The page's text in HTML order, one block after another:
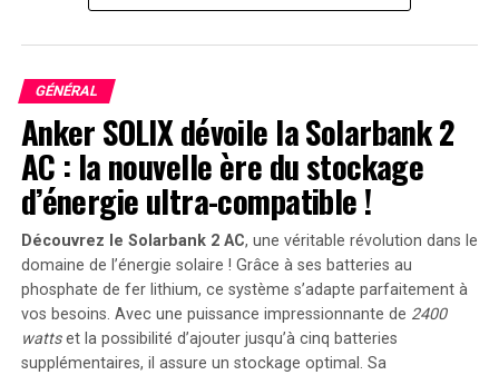
11 ans à Belfast.
violent devant le tribunal de Basingstoke, après avoir
été filmée le 31 juillet en train de frapper et de donner
des coups de pied à l’entrée d’un hôtel pour
demandeurs d’asile.
« Cet incident alarmant a sans aucun doute suscité une
véritable peur parmi les personnes ciblées par ces
voyous – et il est particulièrement troublant
d’apprendre qu’une si jeune fille a participé à ce
désordre violent », a déclaré le procureur Thomas
Power.
GÉNÉRAL
Anker SOLIX dévoile la Solarbank 2
AC : la nouvelle ère du stockage
d’énergie ultra-compatible !
Découvrez le Solarbank 2 AC, une véritable révolution dans le
domaine de l’énergie solaire ! Grâce à ses batteries au
phosphate de fer lithium, ce système s’adapte parfaitement à
vos besoins. Avec une puissance impressionnante de 2400
wattset la possibilité d’ajouter jusqu’à cinq batteries
supplémentaires, il assure un stockage optimal. Sa